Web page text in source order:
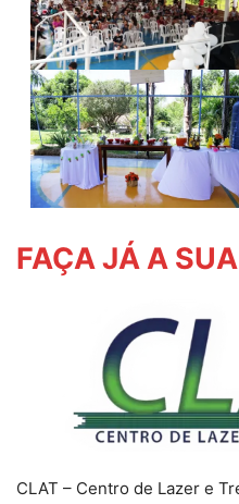
FAÇA JÁ A
CLAT – Centro de Lazer e